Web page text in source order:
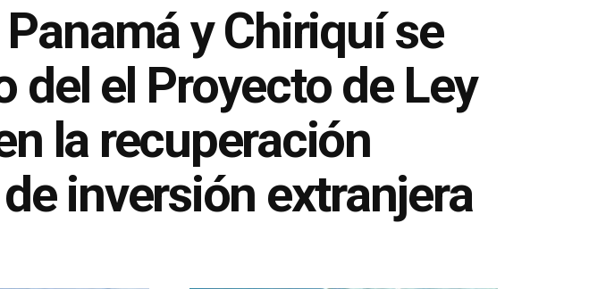
y Chiriquí se
del el Proyecto de Ley
la recuperación
inversión extranjera